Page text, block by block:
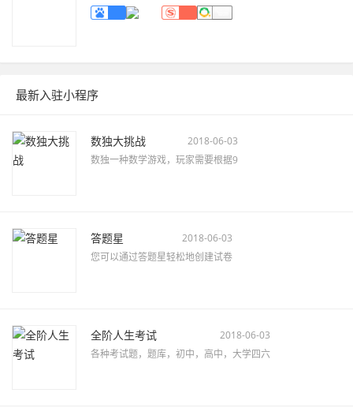
最新入驻小程序
数独大挑战
2018-06-03
数独一种数学游戏，玩家需要根据9
答题星
2018-06-03
您可以通过答题星轻松地创建试卷
全阶人生考试
2018-06-03
各种考试题，题库，初中，高中，大学四六